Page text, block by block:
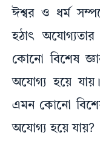
ঈশ্বর ও ধর্ম
হঠাৎ
কোনো বিশেষ
অযোগ্য হয়ে যায়।
এমন কোনো বিশেষ
অযোগ্য হয়ে যায়?